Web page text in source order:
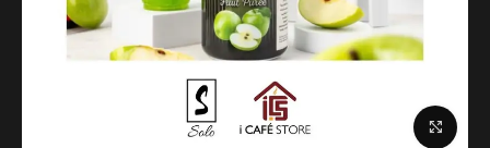
Click to enlarge